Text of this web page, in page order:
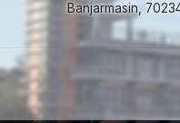
Banjarmasin,